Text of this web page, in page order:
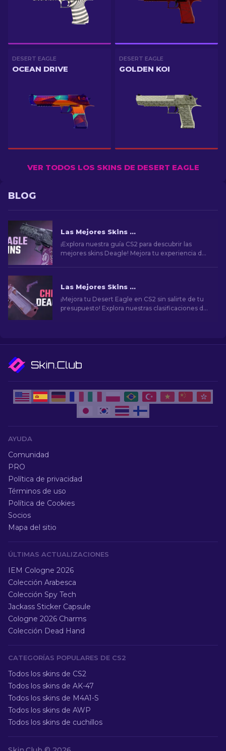
DESERT EAGLE
OCEAN DRIVE
DESERT EAGLE
GOLDEN KOI
VER TODOS LOS SKINS DE DESERT EAGLE
BLOG
Las Mejores Skins de la Desert Eagle en CS2 [2026]
¡Explora nuestra guía CS2 para descubrir las
mejores skins Deagle! Mejora tu experiencia de
Las Mejores Skins Baratas para Desert Eagle en CS2
¡Mejora tu Desert Eagle en CS2 sin salirte de tu
presupuesto! Explora nuestras clasificaciones de
AYUDA
Comunidad
PRO
Política de privacidad
Términos de uso
Política de Cookies
Socios
Mapa del sitio
ÚLTIMAS ACTUALIZACIONES
IEM Cologne 2026
Colección Arabesca
Colección Spy Tech
Jackass Sticker Capsule
Cologne 2026 Charms
Colección Dead Hand
CATEGORÍAS POPULARES DE CS2
Todos los skins de CS2
Todos los skins de AK-47
Todos los skins de M4A1-S
Todos los skins de AWP
Todos los skins de cuchillos